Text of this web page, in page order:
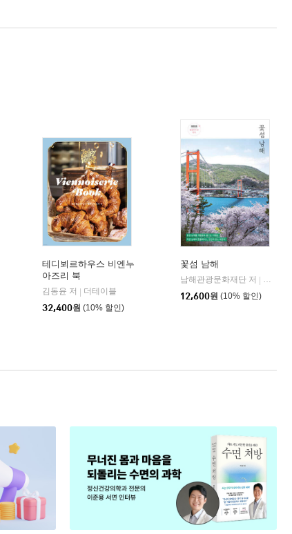
JOH(제이오에이치)
테디뵈르하우스 비엔누
아즈리 북
김동윤 저
더테이블
32,400원 (10% 할인)
꽃섬 남해
남해관광문화재단 저
상상출판
12,600원 (10% 할인)